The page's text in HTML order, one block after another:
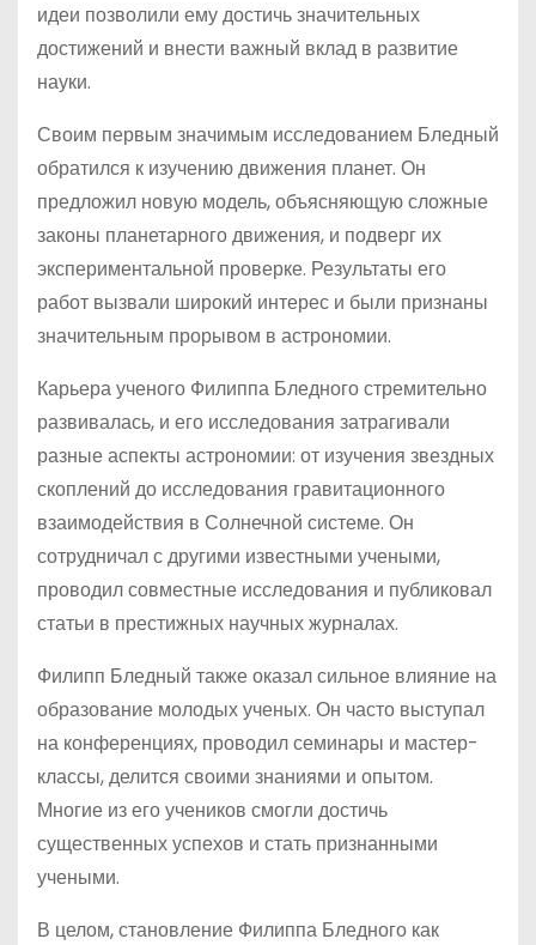
идеи позволили ему достичь значительных
достижений и внести важный вклад в развитие
науки.
Своим первым значимым исследованием Бледный
обратился к изучению движения планет. Он
предложил новую модель, объясняющую сложные
законы планетарного движения, и подверг их
экспериментальной проверке. Результаты его
работ вызвали широкий интерес и были признаны
значительным прорывом в астрономии.
Карьера ученого Филиппа Бледного стремительно
развивалась, и его исследования затрагивали
разные аспекты астрономии: от изучения звездных
скоплений до исследования гравитационного
взаимодействия в Солнечной системе. Он
сотрудничал с другими известными учеными,
проводил совместные исследования и публиковал
статьи в престижных научных журналах.
Филипп Бледный также оказал сильное влияние на
образование молодых ученых. Он часто выступал
на конференциях, проводил семинары и мастер-
классы, делится своими знаниями и опытом.
Многие из его учеников смогли достичь
существенных успехов и стать признанными
учеными.
В целом, становление Филиппа Бледного как